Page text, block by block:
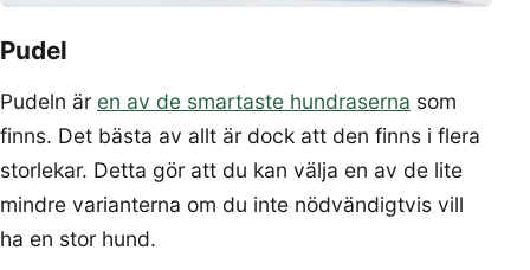
Pudel
Pudeln är en av de smartaste hundraserna som
finns. Det bästa av allt är dock att den finns i flera
storlekar. Detta gör att du kan välja en av de lite
mindre varianterna om du inte nödvändigtvis vill
ha en stor hund.